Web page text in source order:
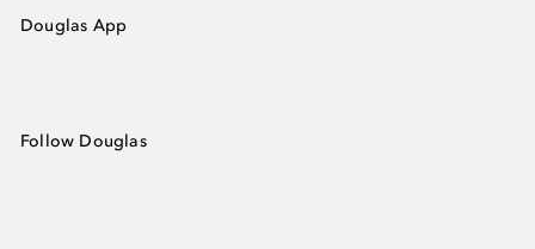
Douglas App
Follow Douglas